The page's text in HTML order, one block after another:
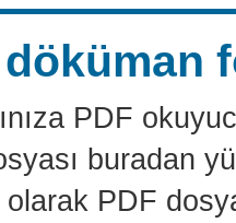
PDF
buradan
PDF